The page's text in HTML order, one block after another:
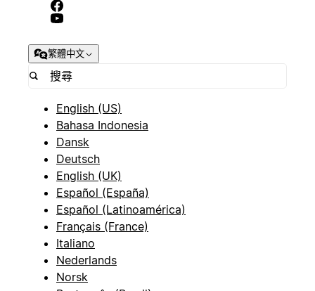
繁體中文
English (US)
Bahasa Indonesia
Dansk
Deutsch
English (UK)
Español (España)
Español (Latinoamérica)
Français (France)
Italiano
Nederlands
Norsk